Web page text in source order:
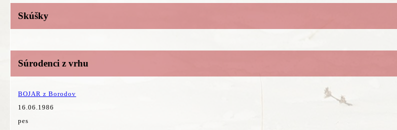
Skúšky
Súrodenci z vrhu
BOJAR z Borodov
16.06.1986
pes